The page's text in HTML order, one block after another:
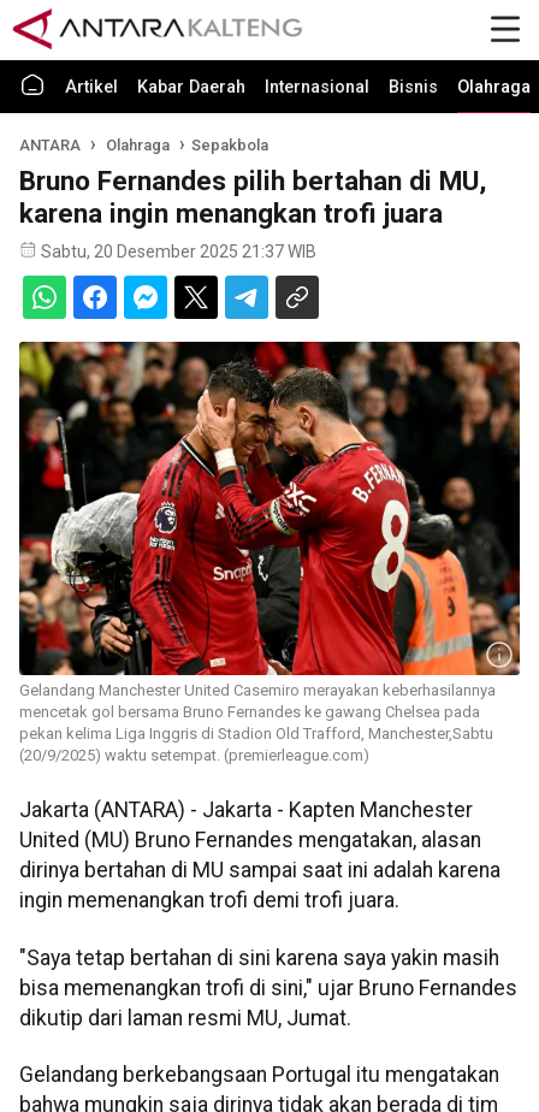
Artikel Kabar Daerah Internasional Bisnis Olahraga
ANTARA Olahraga Sepakbola
Bruno Fernandes pilih bertahan di MU,
karena ingin menangkan trofi juara
Sabtu, 20 Desember 2025 21:37 WIB
Gelandang Manchester United Casemiro merayakan keberhasilannya
mencetak gol bersama Bruno Fernandes ke gawang Chelsea pada
pekan kelima Liga Inggris di Stadion Old Trafford, Manchester,Sabtu
(20/9/2025) waktu setempat. (premierleague.com)
Jakarta (ANTARA) - Jakarta - Kapten Manchester
United (MU) Bruno Fernandes mengatakan, alasan
dirinya bertahan di MU sampai saat ini adalah karena
ingin memenangkan trofi demi trofi juara.
"Saya tetap bertahan di sini karena saya yakin masih
bisa memenangkan trofi di sini," ujar Bruno Fernandes
dikutip dari laman resmi MU, Jumat.
Gelandang berkebangsaan Portugal itu mengatakan
bahwa mungkin saja dirinya tidak akan berada di tim